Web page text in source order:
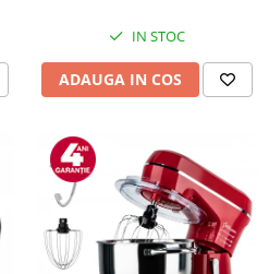
IN STOC
ADAUGA IN COS